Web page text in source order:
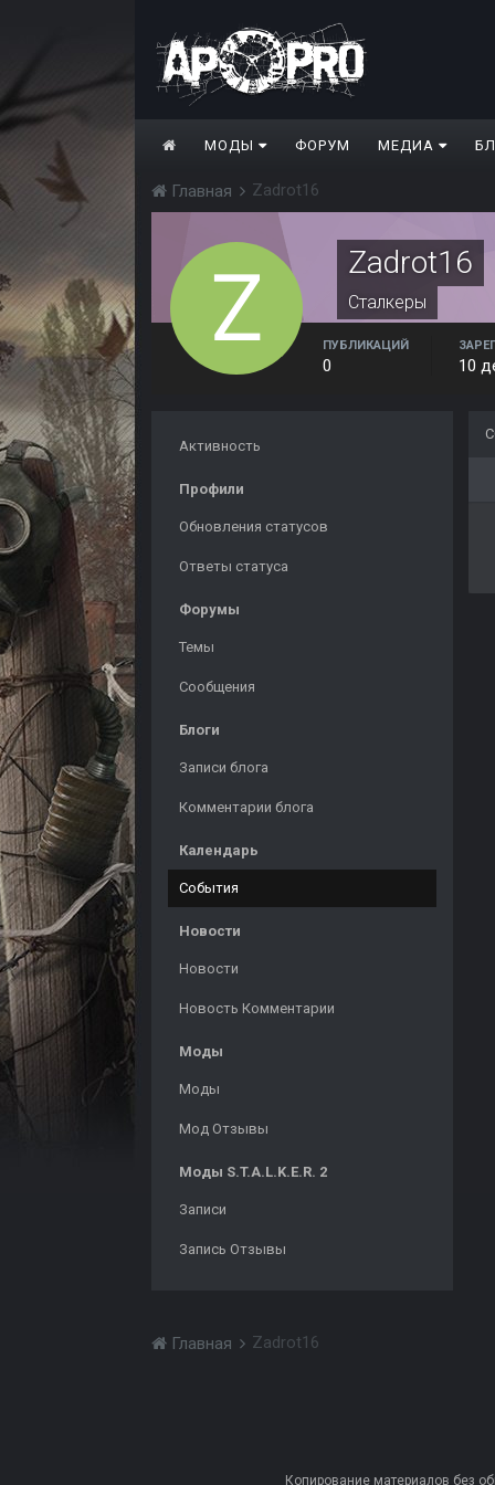
МОДЫ ФОРУМ МЕДИА
Главная Zadrot16
Zadrot16
Сталкеры
ПУБЛИКАЦИЙ
0 10
Активность
Профили
Обновления статусов
Ответы статуса
Форумы
Темы
Сообщения
Блоги
Записи блога
Комментарии блога
Календарь
События
Новости
Новости
Новость Комментарии
Моды
Моды
Мод Отзывы
Моды S.T.A.L.K.E.R. 2
Записи
Запись Отзывы
Главная Zadrot16
Копирование материалов без